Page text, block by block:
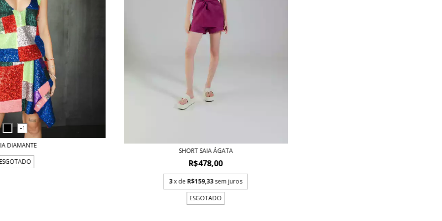
+1
DIAMANTE
SHORT SAIA ÁGATA
R$478,00
3x de R$159,33sem juros
ESGOTADO